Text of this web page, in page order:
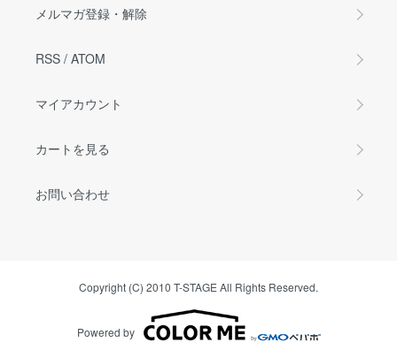
メルマガ登録・解除
RSS / ATOM
マイアカウント
カートを見る
お問い合わせ
Copyright (C) 2010 T-STAGE All Rights Reserved.
Powered by